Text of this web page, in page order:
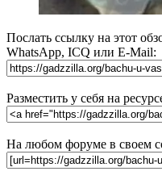
Послать ссылку на этот
WhatsApp, ICQ или E-Mail:
Разместить у себя на
На любом форуме в своем